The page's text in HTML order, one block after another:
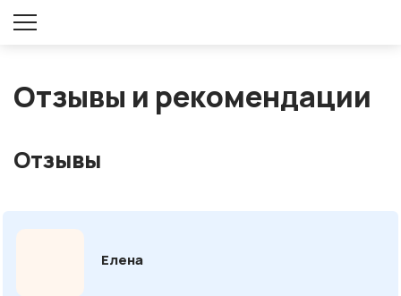
Отзывы и рекомендации
Отзывы
Елена